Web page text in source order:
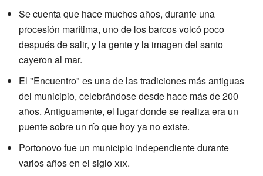
Se cuenta que hace muchos años, durante una
procesión marítima, uno de los barcos volcó poco
después de salir, y la gente y la imagen del santo
cayeron al mar.
El "Encuentro" es una de las tradiciones más antiguas
del municipio, celebrándose desde hace más de 200
años. Antiguamente, el lugar donde se realiza era un
puente sobre un río que hoy ya no existe.
Portonovo fue un municipio independiente durante
varios años en el sigloxix.